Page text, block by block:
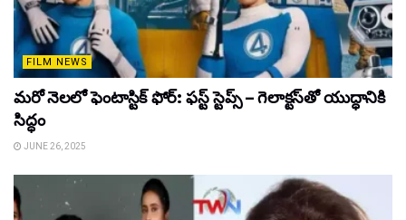
FILM NEWS
మరో నెలలో ఫెంటాస్టిక్ ఫోర్: ఫస్ట్ స్టెప్స్ – గెలాక్టస్‌తో యుద్ధానికి
సిద్ధం
JUNE 26, 2025